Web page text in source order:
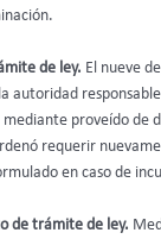
de ley. El nueve
autoridad
proveído de
requerir
en caso de
de trámite de ley.